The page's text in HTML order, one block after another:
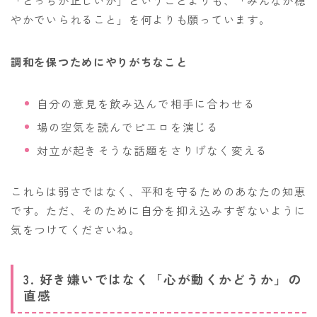
やかでいられること」を何よりも願っています。
調和を保つためにやりがちなこと
自分の意見を飲み込んで相手に合わせる
場の空気を読んでピエロを演じる
対立が起きそうな話題をさりげなく変える
これらは弱さではなく、平和を守るためのあなたの知恵
です。ただ、そのために自分を抑え込みすぎないように
気をつけてくださいね。
3. 好き嫌いではなく「心が動くかどうか」の
直感